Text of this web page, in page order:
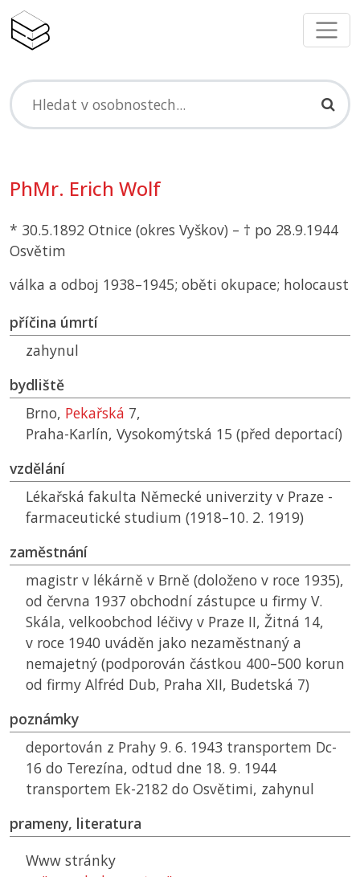
PhMr. Erich Wolf
* 30.5.1892 Otnice (okres Vyškov) – † po 28.9.1944
Osvětim
válka a odboj 1938–1945; oběti okupace; holocaust
příčina úmrtí
zahynul
bydliště
Brno, Pekařská 7,
Praha-Karlín, Vysokomýtská 15 (před deportací)
vzdělání
Lékařská fakulta Německé univerzity v Praze -
farmaceutické studium (1918–10. 2. 1919)
zaměstnání
magistr v lékárně v Brně (doloženo v roce 1935),
od června 1937 obchodní zástupce u firmy V.
Skála, velkoobchod léčivy v Praze II, Žitná 14,
v roce 1940 uváděn jako nezaměstnaný a
nemajetný (podporován částkou 400–500 korun
od firmy Alfréd Dub, Praha XII, Budetská 7)
poznámky
deportován z Prahy 9. 6. 1943 transportem Dc-
16 do Terezína, odtud dne 18. 9. 1944
transportem Ek-2182 do Osvětimi, zahynul
prameny, literatura
Www stránky